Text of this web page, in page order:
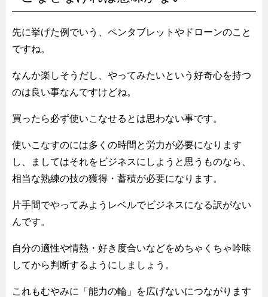
先に挙げた例でいう、ペンタブレットやドローンのこと
ですね。
なんか楽しそうだし、やってみたいという好奇心を持つ
のは良い事なんですけどね。
買ったら必ず使いこなせるとは思わない事です。
使いこなすのには多くの時間と労力が必要になります
し、ましてはそれをビジネスにしようと思うものなら、
相当な熟練の技の獲得・蓄積が必要になります。
片手間でやってみようレベルでビジネスになる訳がない
んです。
自分の適性や情熱・好き度合いなどをめちゃくちゃ吟味
してから判断するようにしましょう。
これもむやみに「能力の輪」を広げないにつながります